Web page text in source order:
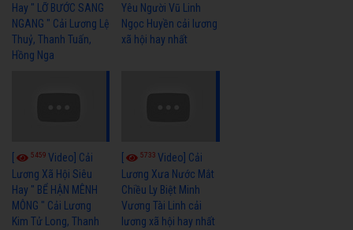
Hay " LỠ BƯỚC SANG
NGANG " Cải Lương Lệ
Thuỷ, Thanh Tuấn,
Hồng Nga
Yêu Người Vũ Linh
Ngọc Huyền cải lương
xã hội hay nhất
5459 Video] Cải
Lương Xã Hội Siêu
Hay " BỂ HẬN MÊNH
MÔNG " Cải Lương
Kim Tử Long, Thanh
5733Video] Cải
Lương Xưa Nước Mắt
Chiều Ly Biệt Minh
Vương Tài Linh cải
lương xã hội hay nhất